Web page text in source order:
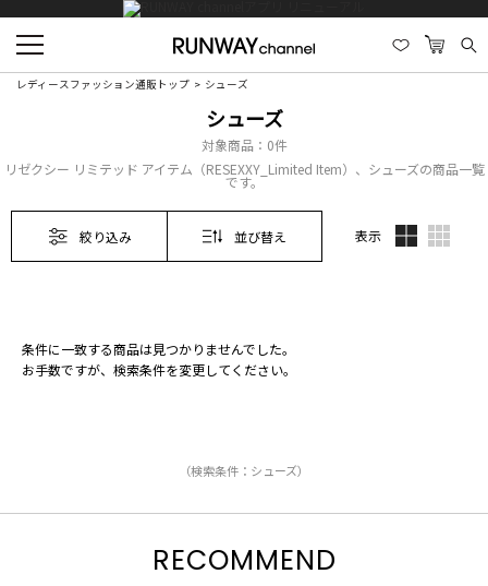
レディースファッション通販トップ シューズ
シューズ
対象商品： 0件
リゼクシー リミテッド アイテム（RESEXXY_Limited Item）、シューズの商品一覧
です。
絞り込み 並び替え 表示
条件に一致する商品は見つかりませんでした。
お手数ですが、検索条件を変更してください。
（検索条件：シューズ）
RECOMMEND